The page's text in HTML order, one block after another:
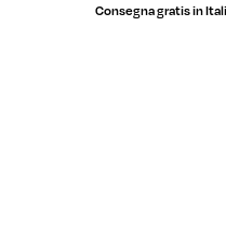
Consegna gratis in